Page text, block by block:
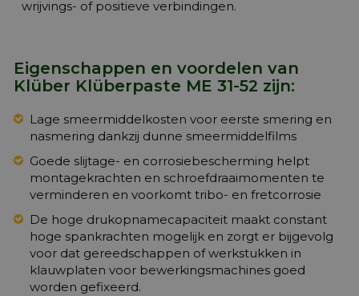
wrijvings- of positieve verbindingen.
Eigenschappen en voordelen van
Klüber Klüberpaste ME 31-52 zijn:
Lage smeermiddelkosten voor eerste smering en
nasmering dankzij dunne smeermiddelfilms
Goede slijtage- en corrosiebescherming helpt
montagekrachten en schroefdraaimomenten te
verminderen en voorkomt tribo- en fretcorrosie
De hoge drukopnamecapaciteit maakt constant
hoge spankrachten mogelijk en zorgt er bijgevolg
voor dat gereedschappen of werkstukken in
klauwplaten voor bewerkingsmachines goed
worden gefixeerd.